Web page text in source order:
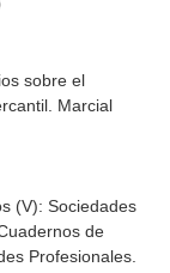
sobre el
. Marcial
(V): Sociedades
de
Profesionales.